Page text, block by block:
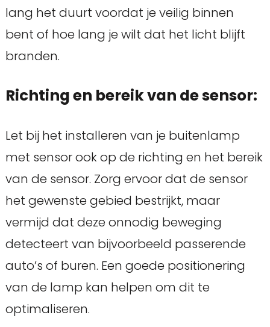
lang het duurt voordat je veilig binnen
bent of hoe lang je wilt dat het licht blijft
branden.
Richting en bereik van de sensor:
Let bij het installeren van je buitenlamp
met sensor ook op de richting en het bereik
van de sensor. Zorg ervoor dat de sensor
het gewenste gebied bestrijkt, maar
vermijd dat deze onnodig beweging
detecteert van bijvoorbeeld passerende
auto’s of buren. Een goede positionering
van de lamp kan helpen om dit te
optimaliseren.